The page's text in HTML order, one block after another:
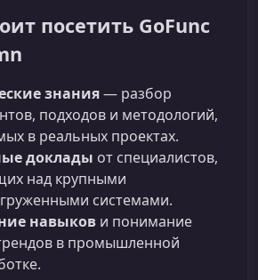
посетить GoFunc
знания— разбор
подходов и методологий,
в реальных проектах.
доклады от специалистов,
над крупными
системами.
навыков и понимание
в промышленной